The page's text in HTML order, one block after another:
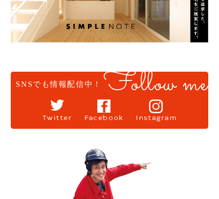
SNSでも情報配信中！ Follow me
Twitter Facebook Instagram